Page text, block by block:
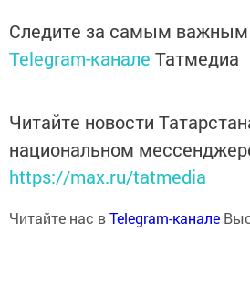
Следите за самым
Telegram-канале Татмедиа
Читайте новости
национальном
https://max.ru/tatmedia
Читайте нас вTelegram-канале